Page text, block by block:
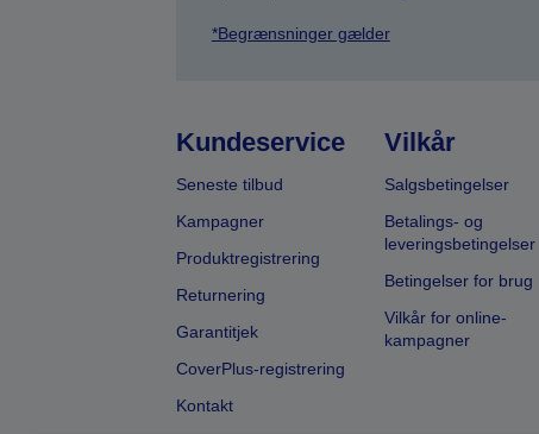
*Begrænsninger gælder
Kundeservice
Seneste tilbud
Kampagner
Produktregistrering
Returnering
Garantitjek
CoverPlus-registrering
Kontakt
Vilkår
Salgsbetingelser
Betalings- og
leveringsbetingelser
Betingelser for brug
Vilkår for online-
kampagner